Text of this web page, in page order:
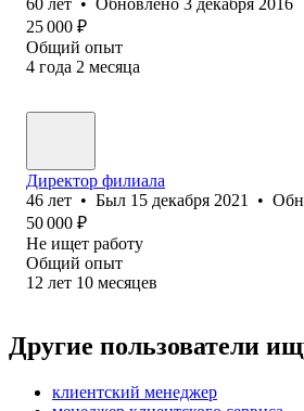
25 000 ₽
Общий опыт
4 года 2 месяца
Директор филиала
46 лет • Был 15 декабря 2021 •
50 000 ₽
Не ищет работу
Общий опыт
12 лет 10 месяцев
Другие пользователи
клиентский менеджер